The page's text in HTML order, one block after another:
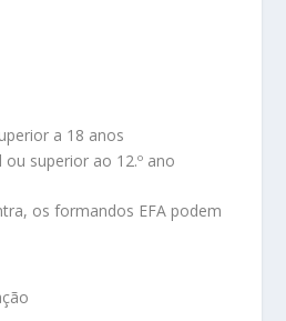
a 18 anos
ou superior ao 12.º ano
os formandos EFA podem